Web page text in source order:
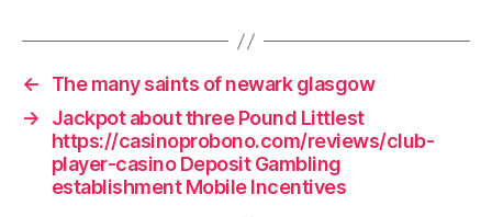
←
The many saints of newark glasgow
→
Jackpot about three Pound Littlest
https://casinoprobono.com/reviews/club-
player-casino Deposit Gambling
establishment Mobile Incentives